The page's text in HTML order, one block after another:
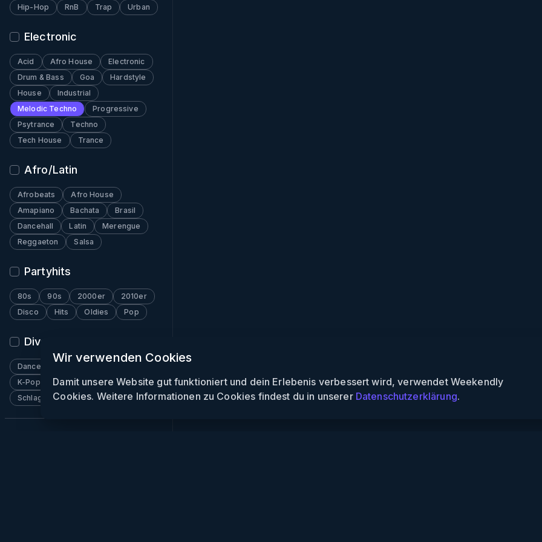
Wir verwenden Cookies
Damit unsere Website gut funktioniert und dein Erlebenis verbessert wird, verwendet Weekendly
Cookies. Weitere Informationen zu Cookies findest du in unserer Datenschutzerklärung.
Hip-Hop RnB Trap Urban
Electronic
Acid Afro House
Electronic
Drum & Bass
Goa
Hardstyle
House
Industrial
Melodic Techno
Progressive
Psytrance
Techno
Tech House
Trance
Afro/Latin
Afrobeats
Afro House
Amapiano
Bachata
Brasil
Dancehall
Latin
Merengue
Reggaeton
Salsa
Partyhits
80s 90s 2000er
2010er
Disco
Hits Oldies Pop
Diverses
Dancehall
K-Pop
Pop Reggae
Rock
Schlager
Soulection Wave